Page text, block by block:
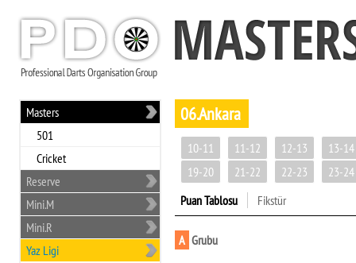
Masters
501
Cricket
Reserve
Mini.M
Mini.R
Yaz Ligi
06.Ankara
10-11 11-12 12-13
13-14
19-20
21-22 22-23
23-24
Puan Tablosu
Fikstür
A Grubu